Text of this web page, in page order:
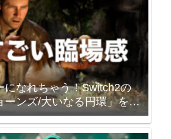
になれちゃう！Switch2の
ーンズ/大いなる円環」を買